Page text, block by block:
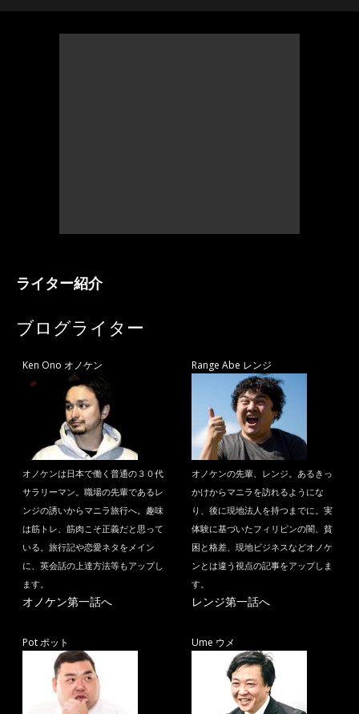
ライター紹介
ブログライター
Ken Ono オノケン
オノケンは日本で働く普通の３０代
サラリーマン。職場の先輩であるレ
ンジの誘いからマニラ旅行へ。趣味
は筋トレ、筋肉こそ正義だと思って
いる。旅行記や恋愛ネタをメイン
に、英会話の上達方法等もアップし
ます。
オノケン第一話へ
Range Abe レンジ
オノケンの先輩、レンジ。あるきっ
かけからマニラを訪れるようにな
り、後に現地法人を持つまでに。実
体験に基づいたフィリピンの闇、貧
困と格差、現地ビジネスなどオノケ
ンとは違う視点の記事をアップしま
す。
レンジ第一話へ
Pot ポット Ume ウメ